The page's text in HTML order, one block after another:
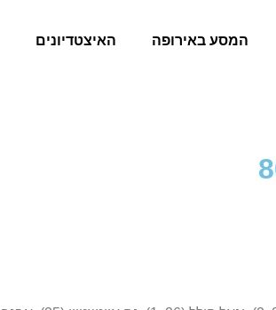
המסע באירופה האיצטדיונים